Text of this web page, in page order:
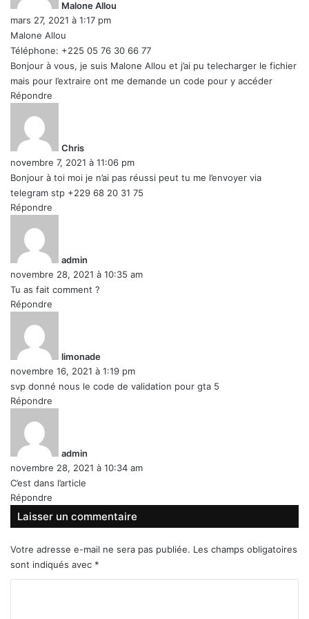
Malone Allou
mars 27, 2021 à 1:17 pm
Malone Allou
Téléphone: +225 05 76 30 66 77
Bonjour à vous, je suis Malone Allou et j’ai pu telecharger le fichier
mais pour l’extraire ont me demande un code pour y accéder
Répondre
Chris
:
novembre 7, 2021 à 11:06 pm
Bonjour à toi moi je n’ai pas réussi peut tu me l’envoyer via
telegram stp +229 68 20 31 75
Répondre
admin
:
novembre 28, 2021 à 10:35 am
Tu as fait comment ?
Répondre
limonade
novembre 16, 2021 à 1:19 pm
svp donné nous le code de validation pour gta 5
Répondre
admin
:
novembre 28, 2021 à 10:34 am
C’est dans l’article
Répondre
Laisser un commentaire
Votre adresse e-mail ne sera pas publiée. Les champs obligatoires
sont indiqués avec *